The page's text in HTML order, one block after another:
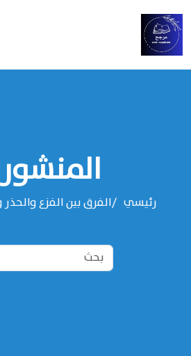
رئيسي الفرق بين الفزع